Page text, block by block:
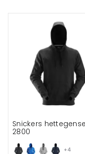
+4
Snickers
2800